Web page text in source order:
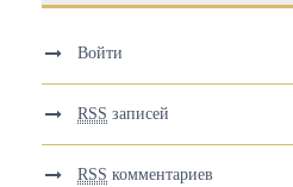
Войти
RSS записей
RSS комментариев